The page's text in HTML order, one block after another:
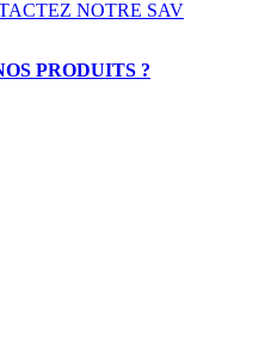
NOTRE SAV
PRODUITS ?